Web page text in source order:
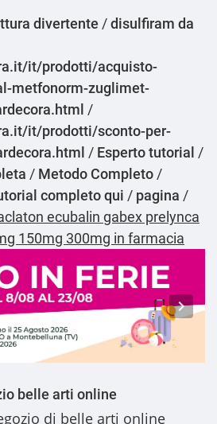
divertente /disulfiram da
it/prodotti/acquisto-
metfonorm-zuglimet-
/
it/prodotti/sconto-per-
/ Esperto tutorial /
/ Metodo Completo /
completo qui / pagina /
ecubalin gabex prelynca
150mg 300mg in farmacia
belle arti online
di belle arti online